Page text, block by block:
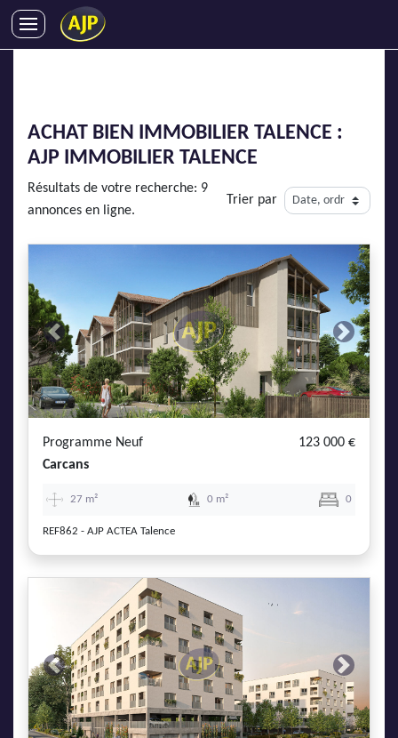
ENTREPRISES
DEVENIR FRANCHISÉ
AJP Recrute
AJP Actualités
ACHAT BIEN IMMOBILIER TALENCE :
AJP IMMOBILIER TALENCE
Résultats de votre recherche: 9
annonces en ligne.
Trier par
Previous Next
Programme Neuf
123 000 €
Carcans
27 m² 0 m² 0
REF862 - AJP ACTEA Talence
Previous Next